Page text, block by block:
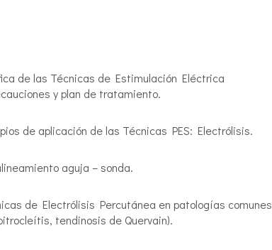
de las Técnicas de Estimulación Eléctrica
y plan de tratamiento.
de aplicación de las Técnicas PES: Electrólisis.
aguja – sonda.
de Electrólisis Percutánea en patologías comunes
tendinosis de Quervain).